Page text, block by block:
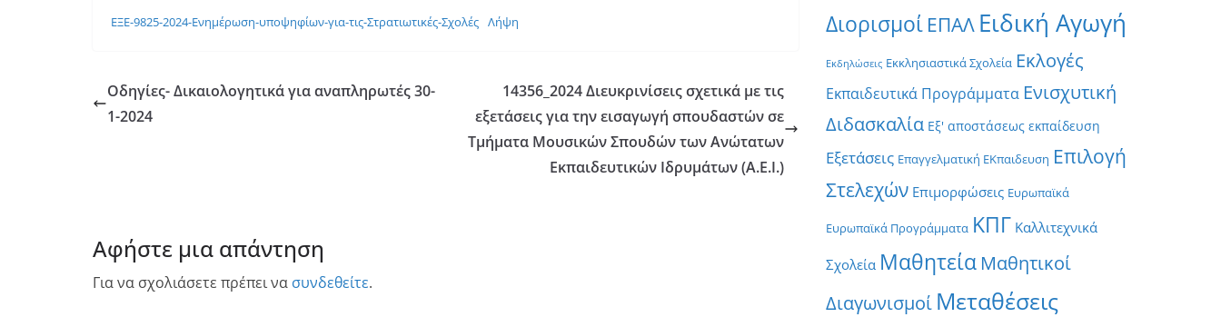
ΕΞΕ-9825-2024-Ενημέρωση-υποψηφίων-για-τις-Στρατιωτικές-Σχολές Λήψη
Οδηγίες- Δικαιολογητικά για αναπληρωτές 30-
1-2024
14356_2024 Διευκρινίσεις σχετικά με τις
εξετάσεις για την εισαγωγή σπουδαστών σε
Τμήματα Μουσικών Σπουδών των Ανώτατων
Εκπαιδευτικών Ιδρυμάτων (Α.Ε.Ι.)
Αφήστε μια απάντηση
Για να σχολιάσετε πρέπει να συνδεθείτε.
Διορισμοί ΕΠΑΛ Ειδική Αγωγή
Εκδηλώσεις Εκκλησιαστικά Σχολεία Εκλογές
Εκπαιδευτικά Προγράμματα Ενισχυτική
Διδασκαλία Εξ' αποστάσεως εκπαίδευση
Εξετάσεις Επαγγελματική ΕΚπαιδευση Επιλογή
Στελεχών Επιμορφώσεις Ευρωπαϊκά
Ευρωπαϊκά Προγράμματα ΚΠΓ Καλλιτεχνικά
Σχολεία Μαθητεία Μαθητικοί
Διαγωνισμοί Μεταθέσεις